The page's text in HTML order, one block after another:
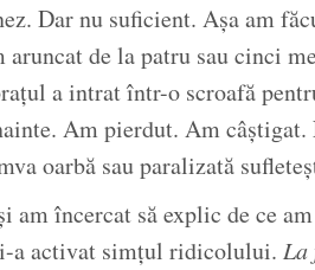
Dar nu suficient. Așa am
de la patru sau cinci
a intrat într-o scroafă
Am pierdut. Am câștigat.
oarbă sau paralizată
am încercat să explic de ce
a activat simțul ridicolului. La